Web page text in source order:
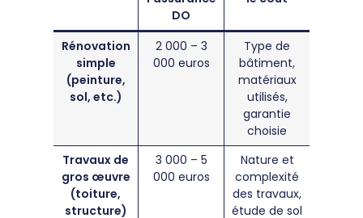
DO
Rénovation
simple
(peinture,
sol, etc.)
2 000 – 3
000 euros
Type de
bâtiment,
matériaux
utilisés,
garantie
choisie
Travaux de
gros œuvre
(toiture,
structure)
3 000 – 5
000 euros
Nature et
complexité
des travaux,
étude de sol